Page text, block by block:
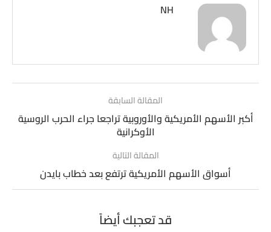
NH
المقالة السابقة
أكبر الأسهم الأمريكية والأوروبية تراجعا جراء الحرب الروسية
الأوكرانية
المقالة التالية
أسواق الأسهم الأمريكية ترتفع بعد خطاب بايدن
قد تعجبك أيضاً